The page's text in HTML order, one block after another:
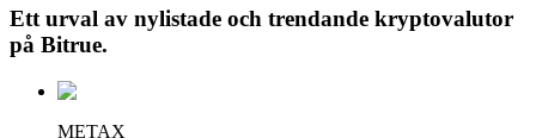
Ett urval av nylistade och trendande kryptovalutor
på Bitrue.
METAX